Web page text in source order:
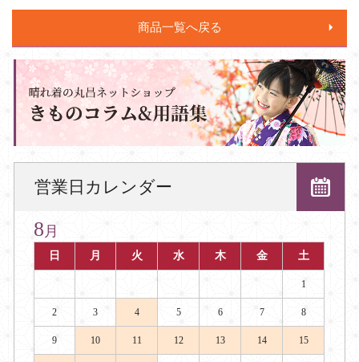
商品一覧へ戻る
営業日カレンダー
8 月
日 月 火 水 木 金 土
1
2 3 4 5 6 7 8
9 10 11 12 13 14 15